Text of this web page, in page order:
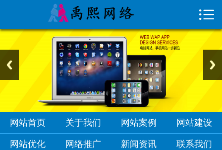
关于我们
网站案例
网站建设
网站优化
网络推广

网站首页 关于我们 网站案例 网站建设
网站优化 网络推广 新闻资讯 联系我们